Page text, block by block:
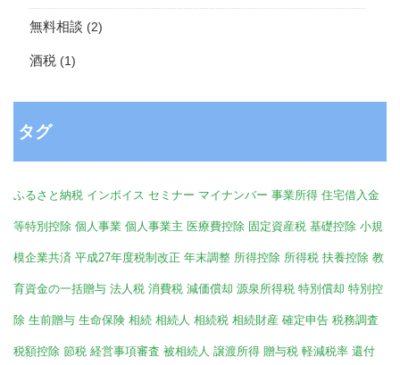
無料相談 (2)
酒税 (1)
タグ
ふるさと納税 インボイス セミナー マイナンバー 事業所得 住宅借入金
等特別控除 個人事業 個人事業主 医療費控除 固定資産税 基礎控除 小規
模企業共済 平成27年度税制改正 年末調整 所得控除 所得税 扶養控除 教
育資金の一括贈与 法人税 消費税 減価償却 源泉所得税 特別償却 特別控
除 生前贈与 生命保険 相続 相続人 相続税 相続財産 確定申告 税務調査
税額控除 節税 経営事項審査 被相続人 譲渡所得 贈与税 軽減税率 還付